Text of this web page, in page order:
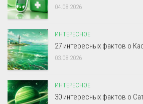
04.08.2026
ИНТЕРЕСНОЕ
27 интересных фактов о
03.08.2026
ИНТЕРЕСНОЕ
30 интересных фактов о